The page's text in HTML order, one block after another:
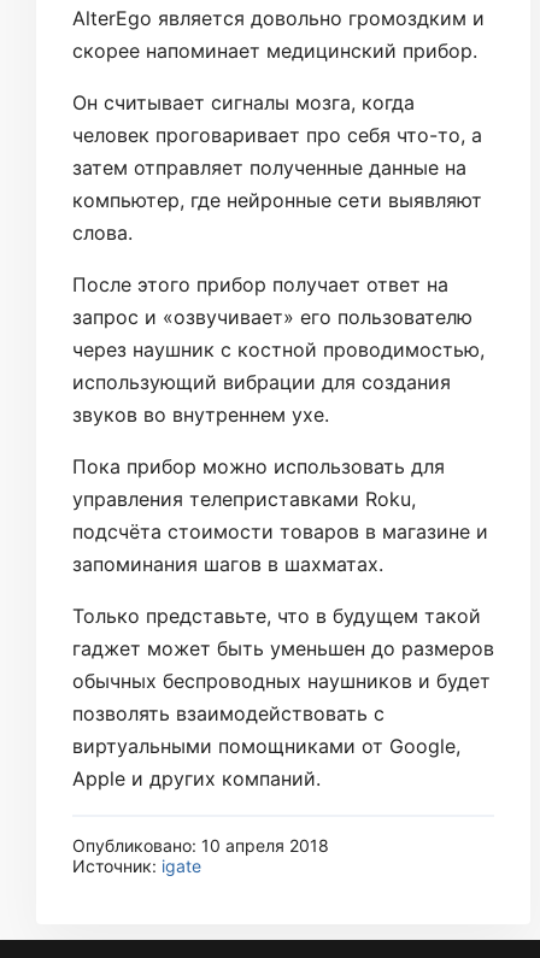
AlterEgo является довольно громоздким и
скорее напоминает медицинский прибор.
Он считывает сигналы мозга, когда
человек проговаривает про себя что-то, а
затем отправляет полученные данные на
компьютер, где нейронные сети выявляют
слова.
После этого прибор получает ответ на
запрос и «озвучивает» его пользователю
через наушник с костной проводимостью,
использующий вибрации для создания
звуков во внутреннем ухе.
Пока прибор можно использовать для
управления телеприставками Roku,
подсчёта стоимости товаров в магазине и
запоминания шагов в шахматах.
Только представьте, что в будущем такой
гаджет может быть уменьшен до размеров
обычных беспроводных наушников и будет
позволять взаимодействовать с
виртуальными помощниками от Google,
Apple и других компаний.
Опубликовано: 10 апреля 2018
Источник: igate